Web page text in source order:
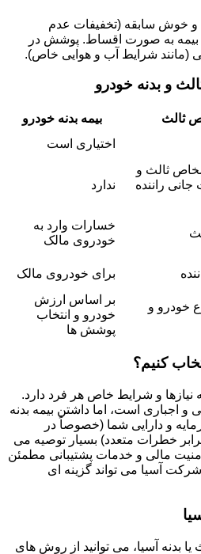
و خوش سابقه (تخفیفات عدم
به صورت اقساط. پوشش در
(مانند شرایط آب و هوایی خاص).
و بدنه خودرو
ثالث
بیمه بدنه خودرو
اختیاری است
ثالث و
راننده
ندارد
خسارات وارد به
خودروی مالک
برای خودروی مالک
خودرو و
بر اساس ارزش
خودرو و انتخاب
پوشش ها
کنیم؟
نیازها و شرایط خاص هر فرد دارد.
و اجباری است، اما داشتن بیمه بدنه
و دارایی شما (خصوصاً در
خطرات متعدد) بسیار توصیه می
مالی و خدمات پشتیبانی مطمئن
آسیا می تواند گزینه ای
بدنه آسیا، می توانید از روش های